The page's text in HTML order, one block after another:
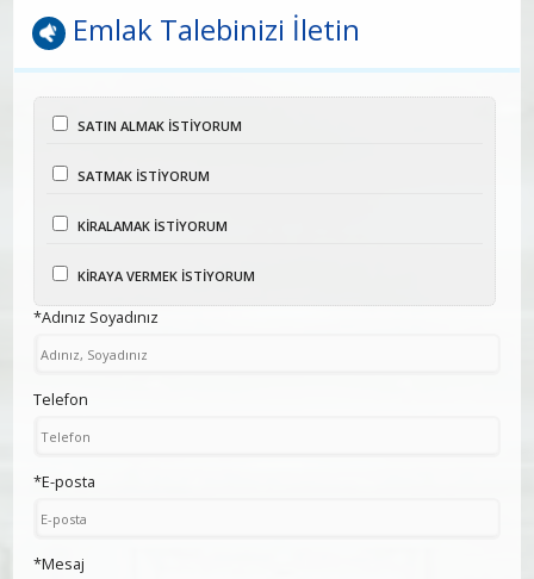
Emlak Talebinizi İletin
SATIN ALMAK İSTİYORUM
SATMAK İSTİYORUM
KİRALAMAK İSTİYORUM
KİRAYA VERMEK İSTİYORUM
*Adınız Soyadınız
Telefon
*E-posta
*Mesaj